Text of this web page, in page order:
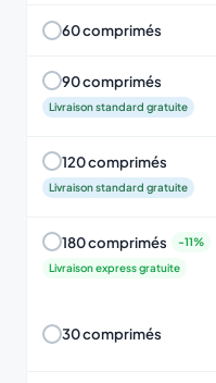
60 comprimés
90 comprimés
Livraison standard gratuite
120 comprimés
Livraison standard gratuite
180 comprimés
Livraison express gratuite
30 comprimés